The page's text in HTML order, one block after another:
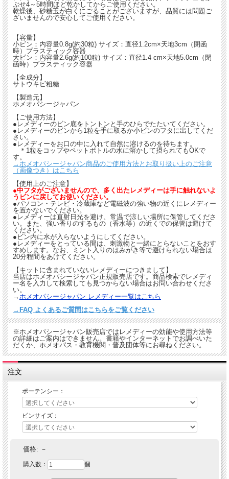
ぶせ4～5時間ほど乾かしてからご使用ください。
乾燥後、砂糖玉が白くにごることがございますが、品質には問題ご
ざいませんので安心してご使用ください。
【容量】
小ビン：内容量0.8g(約30粒) サイズ：直径1.2cm×天地3cm（閉函
時）プラスティック容器
大ビン：内容量2.6g(約100粒) サイズ：直径1.4 cm×天地5.0cm（閉
函時）プラスティック容器
【全成分】
サトウキビ粗糖
【製造元】
ホメオパシージャパン
【ご使用方法】
●レメディーのビン底をトントンと手のひらでたたいてください。
●レメディーのビンから1粒を手に取るか小ビンのフタに出してくだ
さい。
●レメディーをお口の中に入れて自然に溶けるのを待ちます。
＊1粒をコップやペットボトルの水に溶かして摂られてもOKで
す。
→ホメオパシージャパン商品のご使用方法とお取り扱い上のご注意
（画像つき）はこちら
【使用上のご注意】
●中フタがございませんので、多く出たレメディーは手に触れないよ
うビンに戻してお使いください。
●パソコン・テレビ・冷蔵庫など電磁波の強い物の近くにレメディー
を置かないでください。
●レメディーは直射日光を避け、常温で涼しい場所に保管してくださ
い。また、強い香りのするもの（香水等）の近くでの保管は避けて
ください。
●ビン内に水が入らないようにしてください。
●レメディーをとっている間は、刺激物と一緒にとらないことをおす
すめします。なお、ミント入りのはみがき等で避けられない場合は
20分程間をあけてください。
【キットに含まれていないレメディーにつきまして】
当店はホメオパシージャパン正規販売店です。商品検索でレメディ
ー名を入力して検索しても見つからない場合はお問い合わせくださ
い。
→ホメオパシージャパン レメディー一覧はこちら
→FAQ よくあるご質問はこちらをご覧ください
※ホメオパシージャパン販売店ではレメディーの効能や使用方法等
の詳細はご案内はできません。書籍やインターネットでお調べいた
だくか、ホメオパス・教育機関・普及団体等にお尋ねください。
注文
ポーテンシー：
ビンサイズ：
価格: －
購入数： 個